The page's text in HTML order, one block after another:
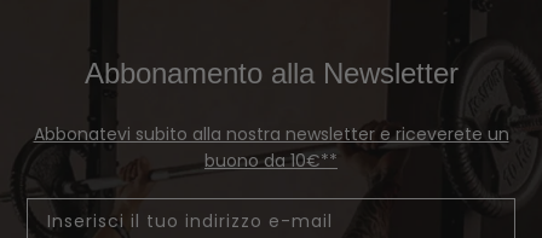
Abbonamento alla Newsletter
Abbonatevi subito alla nostra newsletter e riceverete un
buono da 10€**
Email